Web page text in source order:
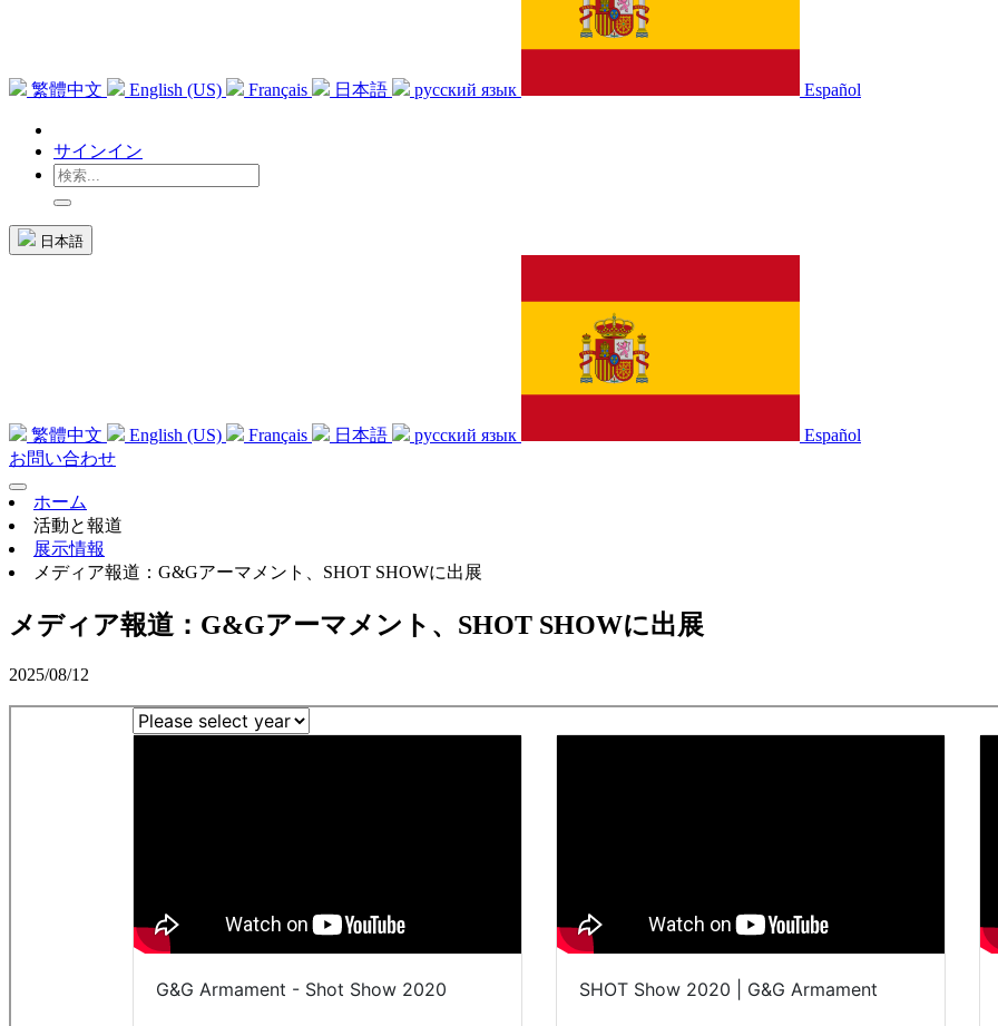
繁體中文 English (US) Français 日本語 русский язык Español
サインイン
日本語
繁體中文 English (US) Français 日本語 русский язык
Español
お問い合わせ
ホーム
活動と報道
展示情報
メディア報道：G&Gアーマメント、SHOT SHOWに出展
メディア報道：G&Gアーマメント、SHOT SHOWに出展
2025/08/12